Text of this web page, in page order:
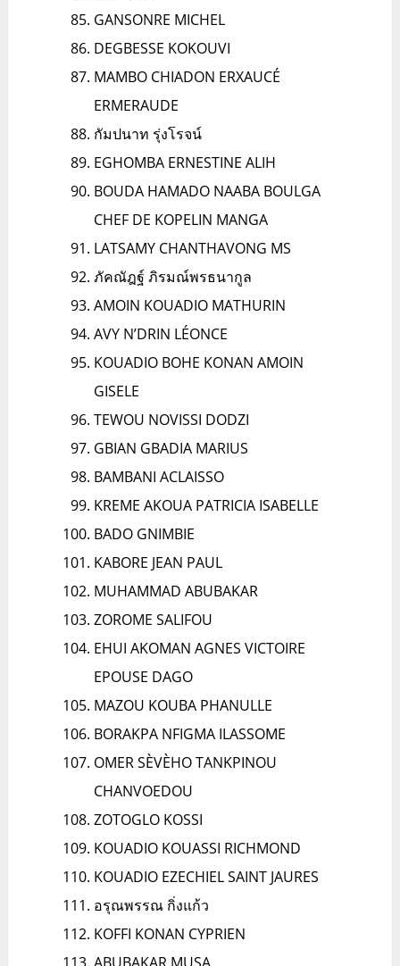
GANSONRE MICHEL
DEGBESSE KOKOUVI
MAMBO CHIADON ERXAUCÉ
ERMERAUDE
กัมปนาท รุ่งโรจน์
EGHOMBA ERNESTINE ALIH
BOUDA HAMADO NAABA BOULGA
CHEF DE KOPELIN MANGA
LATSAMY CHANTHAVONG MS
ภัคณัฎฐ์ ภิรมณ์พรธนากูล
AMOIN KOUADIO MATHURIN
AVY N’DRIN LÉONCE
KOUADIO BOHE KONAN AMOIN
GISELE
TEWOU NOVISSI DODZI
GBIAN GBADIA MARIUS
BAMBANI ACLAISSO
KREME AKOUA PATRICIA ISABELLE
BADO GNIMBIE
KABORE JEAN PAUL
MUHAMMAD ABUBAKAR
ZOROME SALIFOU
EHUI AKOMAN AGNES VICTOIRE
EPOUSE DAGO
MAZOU KOUBA PHANULLE
BORAKPA NFIGMA ILASSOME
OMER SÈVÈHO TANKPINOU
CHANVOEDOU
ZOTOGLO KOSSI
KOUADIO KOUASSI RICHMOND
KOUADIO EZECHIEL SAINT JAURES
อรุณพรรณ กิ่งแก้ว
KOFFI KONAN CYPRIEN